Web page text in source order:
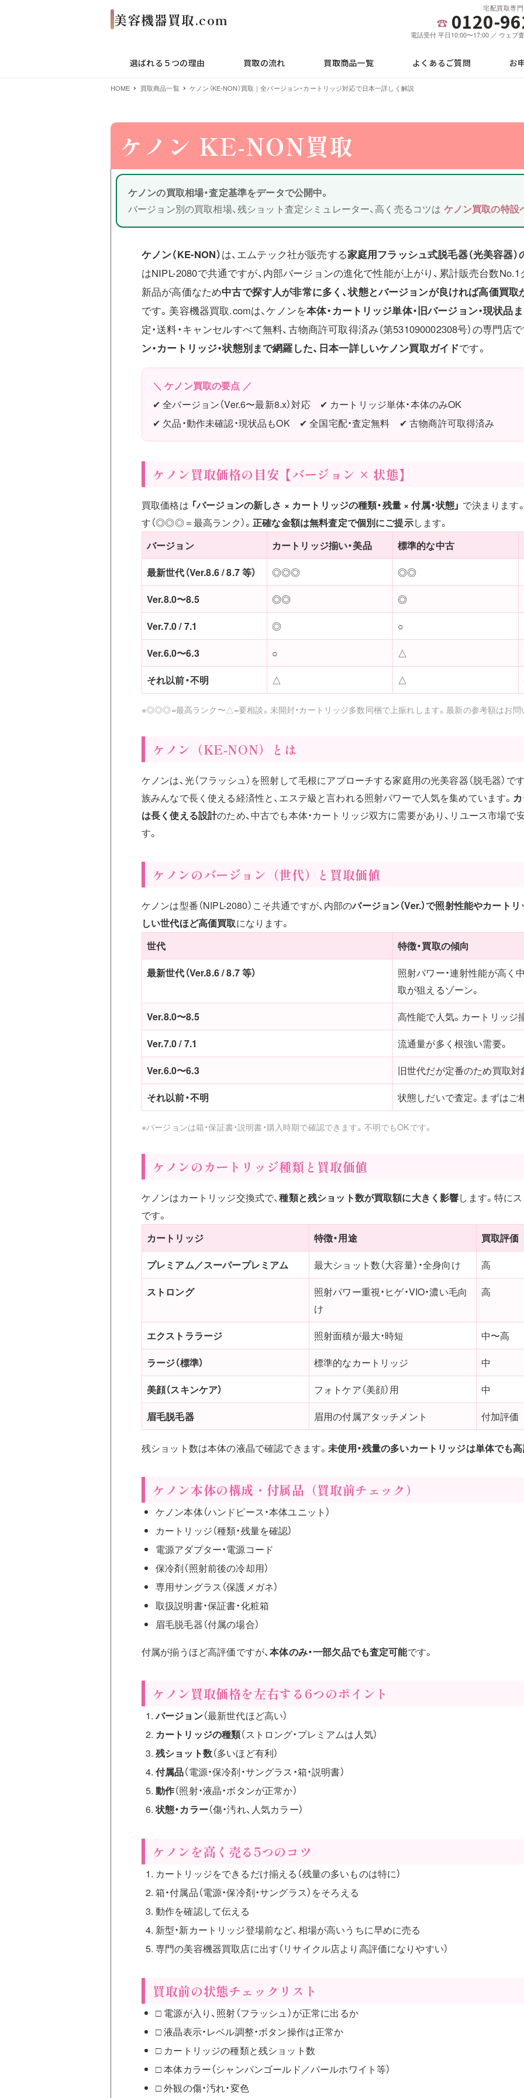
宅配買取専
0120-
電話受付 平日10:00〜17:00 ／ ウェブ
選ばれる５つの理由 買取の流れ 買取商品一覧 よくあるご質問 お
HOME 買取商品一覧 ケノン（KE-NON）買取｜全バージョン・カートリッジ対応で日本一詳しく解説
ケノン KE-NON買取
ケノンの買取相場・査定基準をデータで公開中。
バージョン別の買取相場、残ショット査定シミュレーター、高く売るコツは ケノン買取の特設
ケノン（KE-NON）は、エムテック社が販売する家庭用フラッシュ式脱毛器（光美容器
はNIPL-2080で共通ですが、内部バージョンの進化で性能が上がり、累計販売台数No.1
新品が高価なため中古で探す人が非常に多く、状態とバージョンが良ければ高価買
です。美容機器買取.comは、ケノンを本体・カートリッジ単体・旧バージョン・現状品
定・送料・キャンセルすべて無料、古物商許可取得済み（第531090002308号）の専門店
ン・カートリッジ・状態別まで網羅した、日本一詳しいケノン買取ガイドです。
＼ ケノン買取の要点 ／
✔ 全バージョン（Ver.6〜最新8.x）対応 ✔ カートリッジ単体・本体のみOK
✔ 欠品・動作未確認・現状品もOK ✔ 全国宅配・査定無料 ✔ 古物商許可取得済み
ケノン買取価格の目安【バージョン × 状態】
買取価格は 「バージョンの新しさ × カートリッジの種類・残量 × 付属・状態」 で決まります
す（◎◎◎＝最高ランク）。正確な金額は無料査定で個別にご提示します。
バージョン
カートリッジ揃い・美品 標準的な中古
最新世代（Ver.8.6 / 8.7 等）
◎◎◎ ◎◎
Ver.8.0〜8.5
◎◎ ◎
Ver.7.0 / 7.1
◎ ○
Ver.6.0〜6.3
○ △
それ以前・不明
△ △
※◎◎◎=最高ランク〜△=要相談。未開封・カートリッジ多数同梱で上振れします。最新の参考額はお問
ケノン（KE-NON）とは
ケノンは、光（フラッシュ）を照射して毛根にアプローチする家庭用の光美容器（脱毛器）で
族みんなで長く使える経済性と、エステ級と言われる照射パワーで人気を集めています。
は長く使える設計のため、中古でも本体・カートリッジ双方に需要があり、リユース市場で
す。
ケノンのバージョン（世代）と買取価値
ケノンは型番（NIPL-2080）こそ共通ですが、内部のバージョン（Ver.）で照射性能やカート
しい世代ほど高価買取になります。
世代
特徴・買取の傾向
最新世代（Ver.8.6 / 8.7 等）
照射パワー・連射性能が高く
取が狙えるゾーン。
Ver.8.0〜8.5
高性能で人気。カートリッジ
Ver.7.0 / 7.1
流通量が多く根強い需要。
Ver.6.0〜6.3
旧世代だが定番のため買取対
それ以前・不明
状態しだいで査定。まずはご
※バージョンは箱・保証書・説明書・購入時期で確認できます。不明でもOKです。
ケノンのカートリッジ種類と買取価値
ケノンはカートリッジ交換式で、種類と残ショット数が買取額に大きく影響します。特に
です。
カートリッジ
特徴・用途
買取評価
プレミアム／スーパープレミアム
最大ショット数（大容量）・全身向け
高
ストロング
照射パワー重視・ヒゲ・VIO・濃い毛向
け
高
エクストララージ 照射面積が最大・時短
中〜高
ラージ（標準）
標準的なカートリッジ
中
美顔（スキンケア）
フォトケア（美顔）用
中
眉毛脱毛器
眉用の付属アタッチメント 付加評価
残ショット数は本体の液晶で確認できます。未使用・残量の多いカートリッジは単体でも
ケノン本体の構成・付属品（買取前チェック）
ケノン本体（ハンドピース・本体ユニット）
カートリッジ（種類・残量を確認）
電源アダプター・電源コード
保冷剤（照射前後の冷却用）
専用サングラス（保護メガネ）
取扱説明書・保証書・化粧箱
眉毛脱毛器（付属の場合）
付属が揃うほど高評価ですが、本体のみ・一部欠品でも査定可能です。
ケノン買取価格を左右する6つのポイント
バージョン（最新世代ほど高い）
カートリッジの種類（ストロング・プレミアムは人気）
残ショット数（多いほど有利）
付属品（電源・保冷剤・サングラス・箱・説明書）
動作（照射・液晶・ボタンが正常か）
状態・カラー（傷・汚れ、人気カラー）
ケノンを高く売る5つのコツ
カートリッジをできるだけ揃える（残量の多いものは特に）
箱・付属品（電源・保冷剤・サングラス）をそろえる
動作を確認して伝える
新型・新カートリッジ登場前など、相場が高いうちに早めに売る
専門の美容機器買取店に出す（リサイクル店より高評価になりやすい）
買取前の状態チェックリスト
□ 電源が入り、照射（フラッシュ）が正常に出るか
□ 液晶表示・レベル調整・ボタン操作は正常か
□ カートリッジの種類と残ショット数
□ 本体カラー（シャンパンゴールド／パールホワイト等）
□ 外観の傷・汚れ・変色